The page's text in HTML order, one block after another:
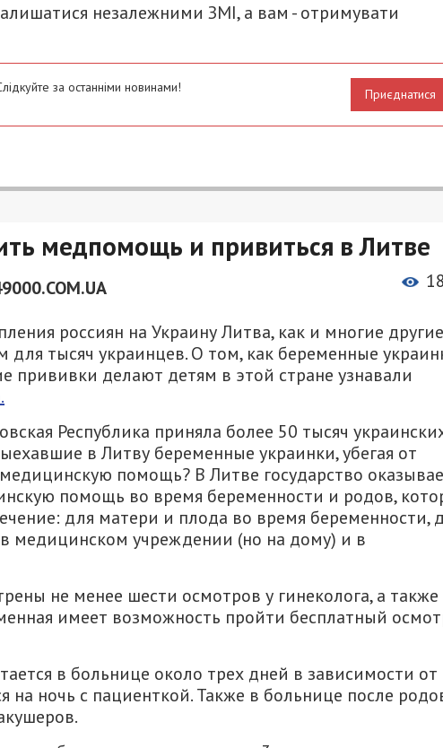
незалежними ЗМІ, а вам - отримувати
за останніми новинами! Приєднатися
медпомощь и привиться в Литве
россиян на Украину Литва, как и многие другие
тысяч украинцев. О том, как беременные
прививки делают детям в этой стране узнавали
Республика приняла более 50 тысяч
в Литву беременные украинки, убегая от
помощь? В Литве государство
помощь во время беременности и родов,
для матери и плода во время беременности,
медицинском учреждении (но на дому) и в
не менее шести осмотров у гинеколога, а также
имеет возможность пройти бесплатный
в больнице около трех дней в зависимости от
на ночь с пациенткой. Также в больнице после